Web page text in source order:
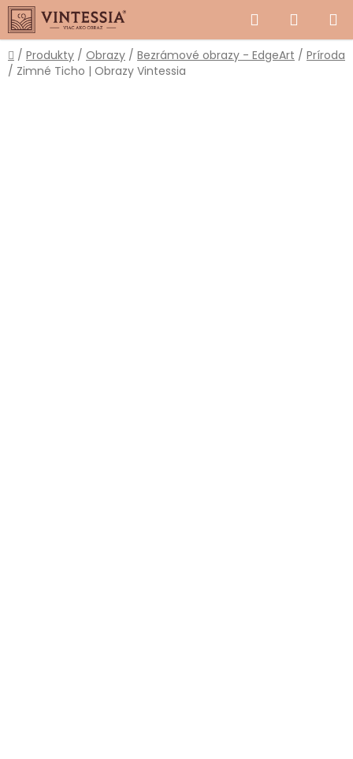
Prejsť
na
obsah
Hľadať
KOŠÍK
Domov
/ Produkty / Obrazy / Bezrámové obrazy - EdgeArt / Príroda
/ Zimné Ticho | Obrazy Vintessia